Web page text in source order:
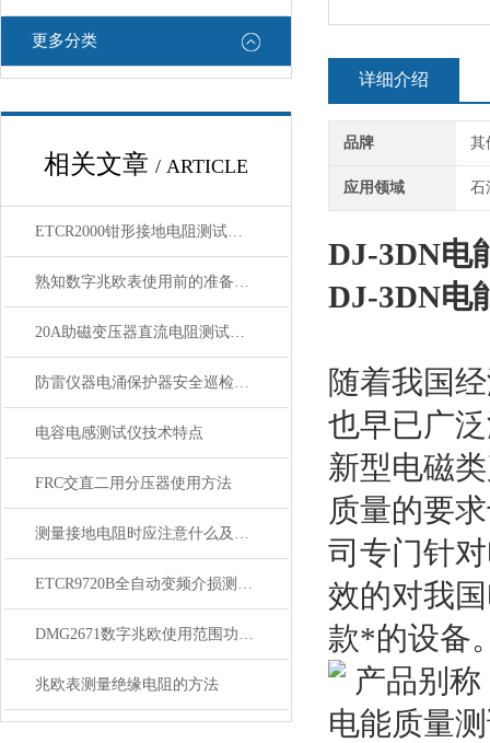
更多分类
相关文章 / ARTICLE
ETCR2000钳形接地电阻测试仪测量原l理 与结构
熟知数字兆欧表使用前的准备事项也很重要
20A助磁变压器直流电阻测试仪【上海康登电气】 讲解
防雷仪器电涌保护器安全巡检仪性能特点
电容电感测试仪技术特点
FRC交直二用分压器使用方法
测量接地电阻时应注意什么及如何接线
ETCR9720B全自动变频介损测试仪【上海康登电气科技有限公司】
DMG2671数字兆欧使用范围功能特点注意事项
兆欧表测量绝缘电阻的方法
详细介绍
品牌 其
应用领域 石
DJ-3DN电
DJ-3DN电
随着我国
也早已广
新型电磁
质量的要
司专门针
效的对我
款*的设备
产品别称
电能质量